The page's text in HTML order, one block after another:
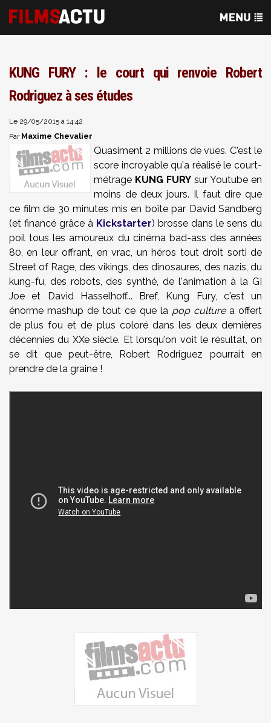
KUNG FURY : le court qui renvoie Robert
Rodriguez à ses études
Le 29/05/2015 à 14:42
Par Maxime Chevalier
Quasiment 2 millions de vues. C'est le
score incroyable qu'a réalisé le court-
métrage KUNG FURY sur Youtube en
moins de deux jours. Il faut dire que
ce film de 30 minutes mis en boîte par David Sandberg
(et financé grâce à Kickstarter) brosse dans le sens du
poil tous les amoureux du cinéma bad-ass des années
80, en leur offrant, en vrac, un héros tout droit sorti de
Street of Rage, des vikings, des dinosaures, des nazis, du
kung-fu, des robots, des synthé, de l'animation à la GI
Joe et David Hasselhoff... Bref, Kung Fury, c'est un
énorme mashup de tout ce que lapop culturea offert
de plus fou et de plus coloré dans les deux dernières
décennies du XXe siècle. Et lorsqu'on voit le résultat, on
se dit que peut-être, Robert Rodriguez pourrait en
prendre de la graine !